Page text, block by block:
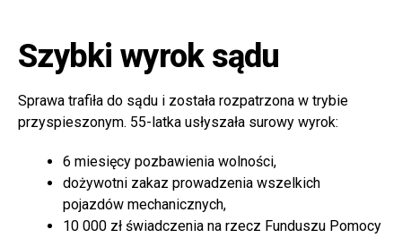
Szybki wyrok sądu
Sprawa trafiła do sądu i została rozpatrzona w trybie
przyspieszonym. 55-latka usłyszała surowy wyrok:
6 miesięcy pozbawienia wolności,
dożywotni zakaz prowadzenia wszelkich
pojazdów mechanicznych,
10 000 zł świadczenia na rzecz Funduszu Pomocy